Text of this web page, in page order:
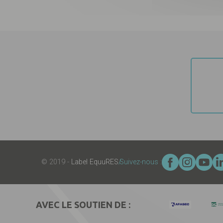
© 2019 - Label EquuRESSuivez-nous :
AVEC LE SOUTIEN DE :